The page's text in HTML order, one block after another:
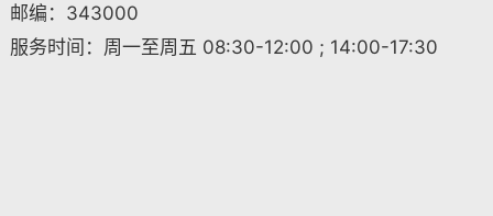
邮编：343000
服务时间：周一至周五 08:30-12:00 ; 14:00-17:30